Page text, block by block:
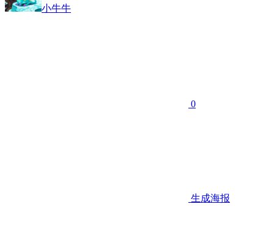
小牛牛
0
生成海报